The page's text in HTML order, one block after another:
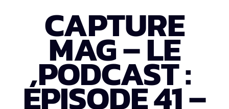
CAPTURE
MAG – LE
PODCAST :
ÉPISODE 41 –